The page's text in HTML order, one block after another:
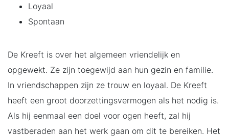
Loyaal
Spontaan
De Kreeft is over het algemeen vriendelijk en
opgewekt. Ze zijn toegewijd aan hun gezin en familie.
In vriendschappen zijn ze trouw en loyaal. De Kreeft
heeft een groot doorzettingsvermogen als het nodig is.
Als hij eenmaal een doel voor ogen heeft, zal hij
vastberaden aan het werk gaan om dit te bereiken. Het